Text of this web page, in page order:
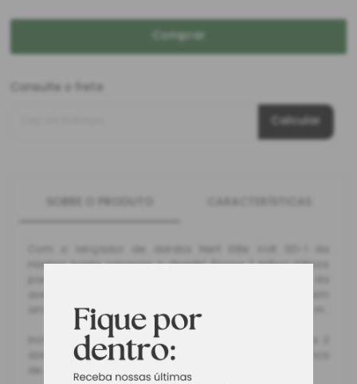
Comprar
Consulte o frete
Calcular
SOBRE O PRODUTO CARACTERÍSTICAS
Hasbro basta carregar e divertir! Possui 2 trilhos táticos
ambientes menos claros, com um alcance de até 4,5 m.
Inclui 6 dardos oficiais Nerf e um porta-dardos para 2
dardos. Basta puxar o carregador, apertar a alavanca
de disparo e lançar 1 dardo.